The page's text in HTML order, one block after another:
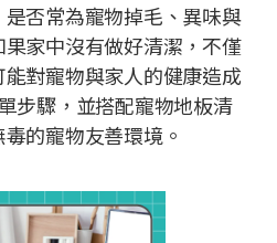
否常為寵物掉毛、異味與
家中沒有做好清潔，不僅
對寵物與家人的健康造成
步驟，並搭配寵物地板清
的寵物友善環境。